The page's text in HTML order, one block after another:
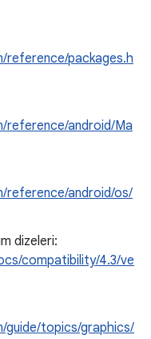
reference/packages.h
reference/android/Ma
reference/android/os/
dizeleri:
compatibility/4.3/ve
guide/topics/graphics/